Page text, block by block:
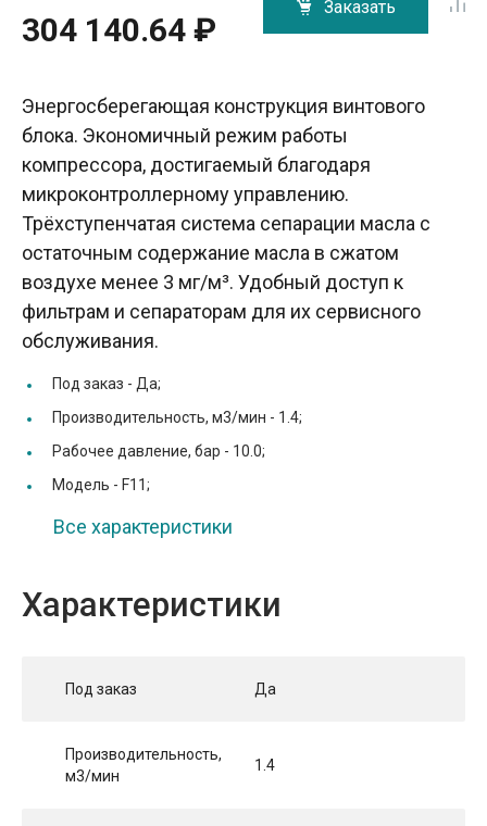
304 140.64 ₽
Заказать
Энергосберегающая конструкция винтового
блока. Экономичный режим работы
компрессора, достигаемый благодаря
микроконтроллерному управлению.
Трёхступенчатая система сепарации масла с
остаточным содержание масла в сжатом
воздухе менее 3 мг/м³. Удобный доступ к
фильтрам и сепараторам для их сервисного
обслуживания.
Под заказ - Да;
Производительность, м3/мин - 1.4;
Рабочее давление, бар - 10.0;
Модель - F11;
Все характеристики
Характеристики
Под заказ Да
Производительность,
м3/мин
1.4